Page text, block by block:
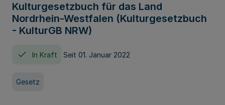
Kulturgesetzbuch für das Land
Nordrhein-Westfalen (Kulturgesetzbuch
- KulturGB NRW)
In Kraft Seit 01. Januar 2022
Gesetz